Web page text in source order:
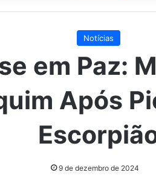
Notícias
em Paz:
Após
9 de dezembro de 2024